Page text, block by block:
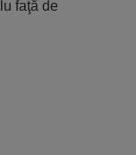
faţă de